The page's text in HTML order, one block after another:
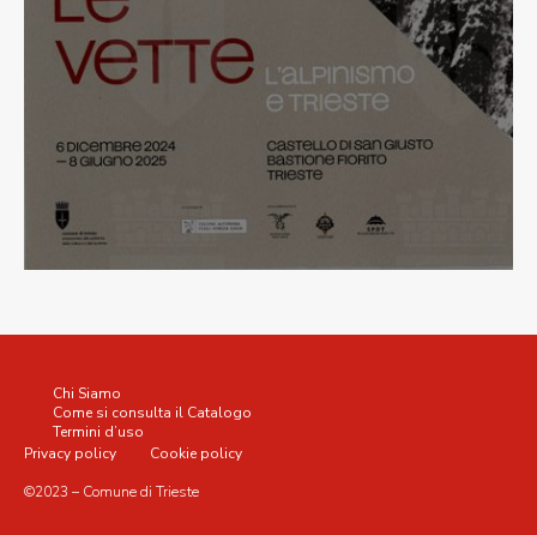
©2023 – Comune di Trieste
Chi Siamo
Come si consulta il Catalogo
Termini d’uso
Privacy policy
Cookie policy